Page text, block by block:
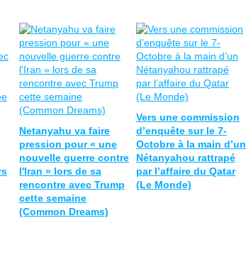
Netanyahu va faire
pression pour « une
nouvelle guerre contre
l'Iran » lors de sa
rencontre avec Trump
cette semaine
(Common Dreams)
Vers une commission
d’enquête sur le 7-
Octobre à la main d’un
Nétanyahou rattrapé
par l’affaire du Qatar
(Le Monde)